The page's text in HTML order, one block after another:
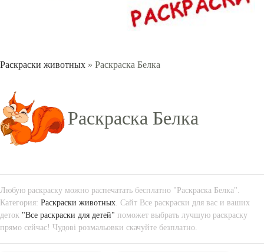
Раскраски животных » Раскраска Белка
Раскраска Белка
Любую раскраску можно распечатать бесплатно "Раскраска Белка".
Категория: Раскраски животных . Сайт Все раскраски для вас и ваших
деток "Все раскраски для детей" поможет выбрать лучшую раскраску
прямо сейчас! Чудові розмальовки скачуйте безплатно.